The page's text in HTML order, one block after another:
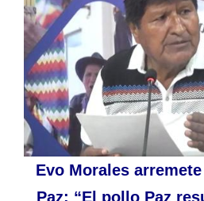
Evo Morales
Paz: “El pollo Paz